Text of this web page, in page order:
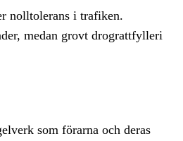
nolltolerans i trafiken.
medan grovt drograttfylleri
som förarna och deras